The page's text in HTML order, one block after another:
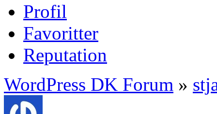
Profil
Favoritter
Reputation
WordPress DK Forum »